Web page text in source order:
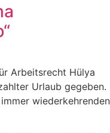
Arbeitsrecht Hülya
Urlaub gegeben.
wiederkehrenden